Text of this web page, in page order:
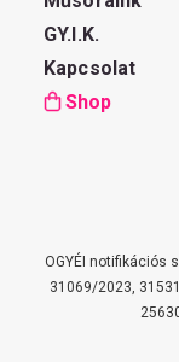
GY.I.K.
Kapcsolat
Shop
OGYÉI notifikációs
31069/2023,